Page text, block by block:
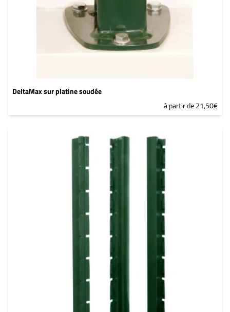
DeltaMax sur platine soudée
à partir de 21,50€